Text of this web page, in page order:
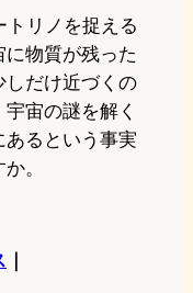
トリノを捉える
物質が残った
しだけ近づくの
宙の謎を解く
るという事実
。